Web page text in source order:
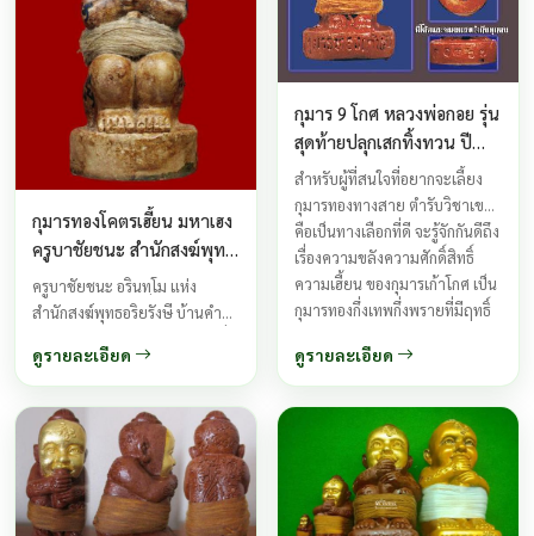
กุมารทองโคตรเฮี้ยน มหาเฮง
ครูบาชัยชนะ สำนักสงฆ์พุทธ
อริยะรังษี
ครูบาชัยชนะ อรินทฺโม แห่ง
สำนักสงฆ์พุทธอริยรังษี บ้านคำภู
เวทย์มนต์เป็นเลิศ นอกจากครูบา
ชัยชนะท่านยังได้เล่าเรียนวิชา
เวทยาคมต่างๆของสำนักอื่น
มากมายทั้งต่างประเทศและใน
ประเทศเช่นเขมรที่เป็นพระภิกษุ
และเป็นอาจารย์ฆาราวาสจอม
ขมังเวทย์ ซึ่งเป็นตำราลี้ลับในการ
ดูรายละเอียด
กุมาร 9 โกศ หลวงพ่อกอย รุ่น
สุดท้ายปลุกเสกทิ้งทวน ปี
2556 พิมพ์เล็กขนาดพกพา
ฝังชนวน 27 โกศ
สำหรับผู้ที่สนใจที่อยากจะเลี้ยง
กุมารทองทางสาย ตำรับวิชาเขมร
คือเป็นทางเลือกที่ดี จะรู้จักกันดีถึง
เรื่องความขลังความศักดิ์สิทธิ์
ความเฮี้ยน ของกุมารเก้าโกศ เป็น
กุมารทองกึ่งเทพกึ่งพรายที่มีฤทธิ์
เมตตาค้าขาย เหมาะสำหรับเลี้ยง
ไว้เรียกโชคลาภ ...
ดูรายละเอียด